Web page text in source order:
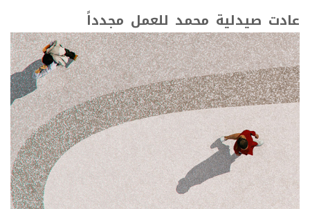
عادت صيدلية محمد للعمل مجدداً